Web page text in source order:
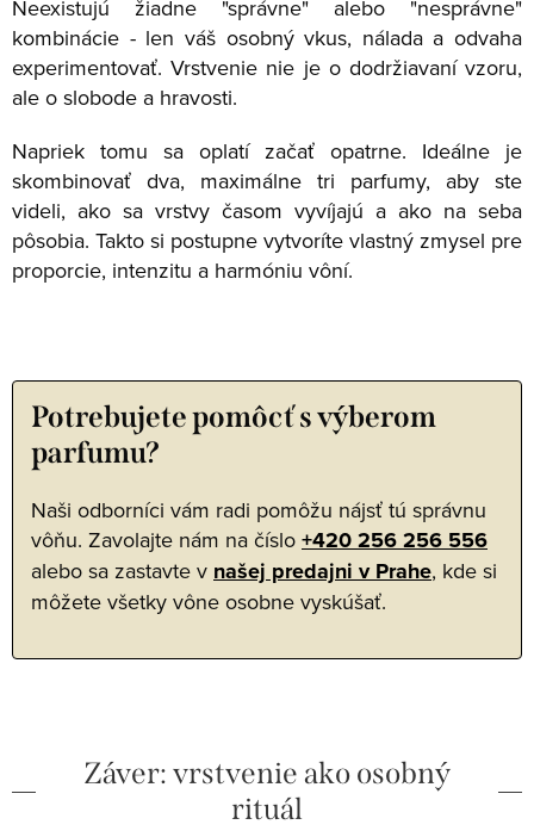
Neexistujú žiadne "správne" alebo "nesprávne"
kombinácie - len váš osobný vkus, nálada a odvaha
experimentovať. Vrstvenie nie je o dodržiavaní vzoru,
ale o slobode a hravosti.
Napriek tomu sa oplatí začať opatrne. Ideálne je
skombinovať dva, maximálne tri parfumy, aby ste
videli, ako sa vrstvy časom vyvíjajú a ako na seba
pôsobia. Takto si postupne vytvoríte vlastný zmysel pre
proporcie, intenzitu a harmóniu vôní.
Potrebujete pomôcť s výberom
parfumu?
Naši odborníci vám radi pomôžu nájsť tú správnu
vôňu. Zavolajte nám na číslo +420 256 256 556
alebo sa zastavte v našej predajni v Prahe, kde si
môžete všetky vône osobne vyskúšať.
Záver: vrstvenie ako osobný
rituál